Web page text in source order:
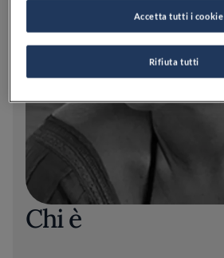
Chi è
Rifiuta tutti
Accetta tutti i cookie